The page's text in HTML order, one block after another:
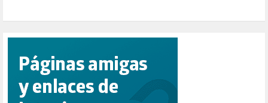
PUERTO DE VALENCIA (1)
RACISMO (1)
RELIGIÓN (114)
REPUBLICA (1)
SALUD (108)
SENSIBILIZACIÓN (576)